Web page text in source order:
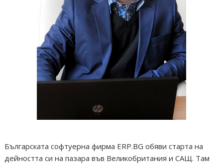
Българската софтуерна фирма ERP.BG обяви старта на
дейността си на пазара във Великобритания и САЩ. Там